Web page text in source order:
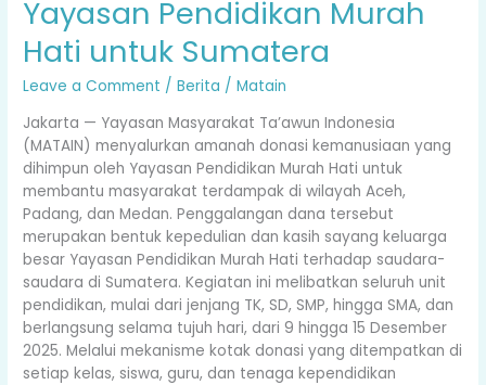
Yayasan Pendidikan Murah
Hati untuk Sumatera
Leave a Comment /Berita /Matain
Jakarta — Yayasan Masyarakat Ta’awun Indonesia
(MATAIN) menyalurkan amanah donasi kemanusiaan yang
dihimpun oleh Yayasan Pendidikan Murah Hati untuk
membantu masyarakat terdampak di wilayah Aceh,
Padang, dan Medan. Penggalangan dana tersebut
merupakan bentuk kepedulian dan kasih sayang keluarga
besar Yayasan Pendidikan Murah Hati terhadap saudara-
saudara di Sumatera. Kegiatan ini melibatkan seluruh unit
pendidikan, mulai dari jenjang TK, SD, SMP, hingga SMA, dan
berlangsung selama tujuh hari, dari 9 hingga 15 Desember
2025. Melalui mekanisme kotak donasi yang ditempatkan di
setiap kelas, siswa, guru, dan tenaga kependidikan